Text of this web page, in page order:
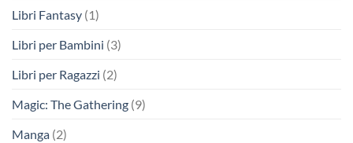
Libri Fantasy (1)
Libri per Bambini (3)
Libri per Ragazzi (2)
Magic: The Gathering (9)
Manga (2)